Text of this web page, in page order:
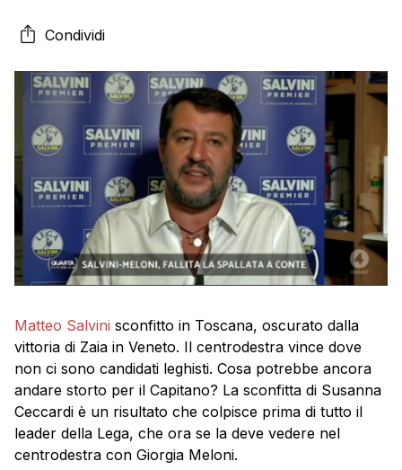
andare storto per il Capitano?
Condividi
Matteo Salvini sconfitto in Toscana, oscurato dalla
vittoria di Zaia in Veneto. Il centrodestra vince dove
non ci sono candidati leghisti. Cosa potrebbe ancora
andare storto per il Capitano? La sconfitta di Susanna
Ceccardi è un risultato che colpisce prima di tutto il
leader della Lega, che ora se la deve vedere nel
centrodestra con Giorgia Meloni.